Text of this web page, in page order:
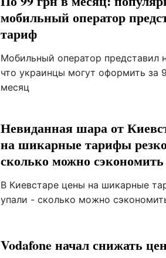
мобильный оператор
тариф
Мобильный оператор представил
что украинцы могут оформить за
месяц
Невиданная шара от
на шикарные тарифы
сколько можно сэкономить
В Киевстаре цены на шикарные
упали - сколько можно
Vodafone начал снижать